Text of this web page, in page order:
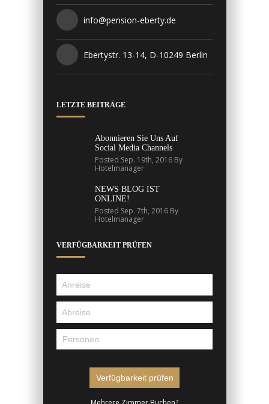
info@pension-eberty.de
Ebertystr. 13-14, D-10249 Berlin
LETZTE BEITRÄGE
Abonnieren Sie Uns Auf
Social Media Channels
Posted Sep. 19th, 2016 By
Hotelmanager
NEWS BLOG IST
ONLINE!
Posted Sep. 7th, 2016 By
Hotelmanager
VERFÜGBARKEIT PRÜFEN